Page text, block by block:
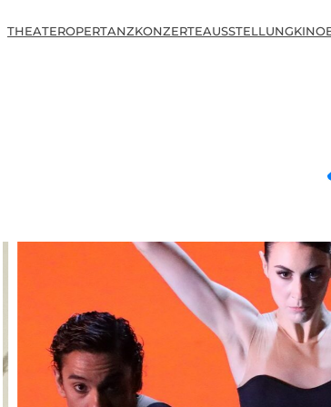
THEATEROPERTANZKONZERTEAUSSTELLUNGKINO